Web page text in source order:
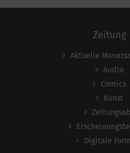
Zeitung
Aktuelle
Audio
Comics
Kunst
Digitale